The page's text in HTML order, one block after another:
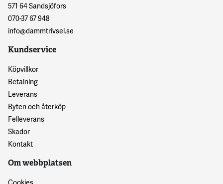
571 64 Sandsjöfors
070-37 67 948
info@dammtrivsel.se
Kundservice
Köpvillkor
Betalning
Leverans
Byten och återköp
Felleverans
Skador
Kontakt
Om webbplatsen